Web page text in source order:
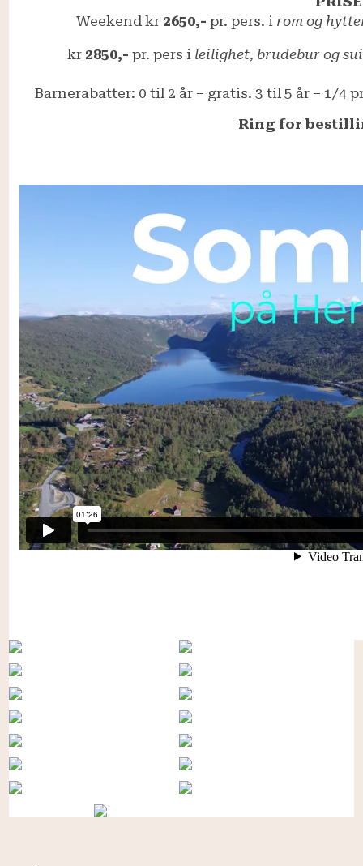
Weekend kr 2650,- pr. pers. i rom og
kr 2850,-pr. pers i leilighet, brudebur og
Barnerabatter: 0 til 2 år – gratis. 3 til 5 år – 1/4
Ring for